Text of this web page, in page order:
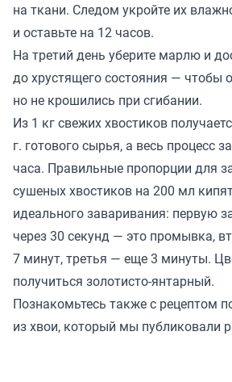
на ткани. Следом укройте их
и оставьте на 12 часов.
На третий день уберите марлю и
до хрустящего состояния — чтобы
но не крошились при сгибании.
Из 1 кг свежих хвостиков
г. готового сырья, а весь процесс
часа. Правильные пропорции для
сушеных хвостиков на 200 мл
идеального заваривания: первую
через 30 секунд — это промывка,
7 минут, третья — еще 3 минуты.
получиться золотисто-янтарный.
Познакомьтесь также с рецептом
из хвои, который мы публиковали